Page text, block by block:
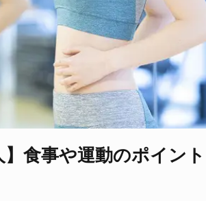
】食事や運動のポイン